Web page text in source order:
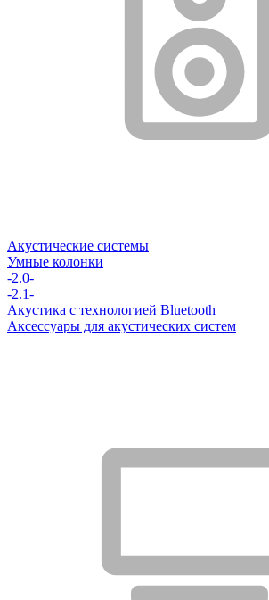
Акустические системы
Умные колонки
-2.0-
-2.1-
Акустика с технологией Bluetooth
Аксессуары для акустических систем